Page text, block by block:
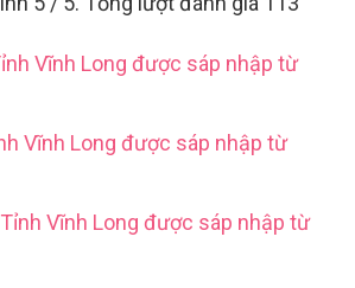
Vĩnh Long được sáp nhập từ
Vĩnh Long được sáp nhập từ
Vĩnh Long được sáp nhập từ